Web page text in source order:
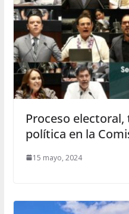
Proceso
política en la
15 mayo, 2024